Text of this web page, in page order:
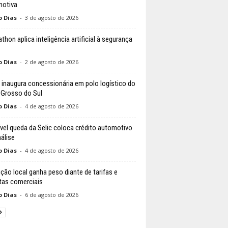
Dias - 3 de agosto de 2026
aplica inteligência artificial à segurança
Dias - 2 de agosto de 2026
concessionária em polo logístico do
do Sul
Dias - 4 de agosto de 2026
queda da Selic coloca crédito automotivo
Dias - 4 de agosto de 2026
local ganha peso diante de tarifas e
comerciais
Dias - 6 de agosto de 2026